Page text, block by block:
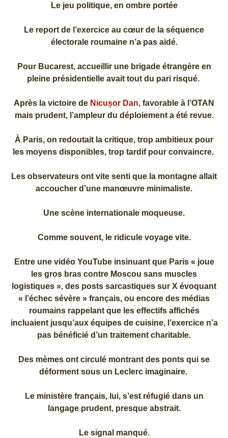
Le jeu politique, en ombre portée
Le report de l’exercice au cœur de la séquence
électorale roumaine n’a pas aidé.
Pour Bucarest, accueillir une brigade étrangère en
pleine présidentielle avait tout du pari risqué.
Après la victoire de Nicușor Dan, favorable à l’OTAN
mais prudent, l’ampleur du déploiement a été revue.
À Paris, on redoutait la critique, trop ambitieux pour
les moyens disponibles, trop tardif pour convaincre.
Les observateurs ont vite senti que la montagne allait
accoucher d’une manœuvre minimaliste.
Une scène internationale moqueuse.
Comme souvent, le ridicule voyage vite.
Entre une vidéo YouTube insinuant que Paris « joue
les gros bras contre Moscou sans muscles
logistiques », des posts sarcastiques sur X évoquant
« l’échec sévère » français, ou encore des médias
roumains rappelant que les effectifs affichés
incluaient jusqu’aux équipes de cuisine, l’exercice n’a
pas bénéficié d’un traitement charitable.
Des mèmes ont circulé montrant des ponts qui se
déforment sous un Leclerc imaginaire.
Le ministère français, lui, s’est réfugié dans un
langage prudent, presque abstrait.
Le signal manqué.